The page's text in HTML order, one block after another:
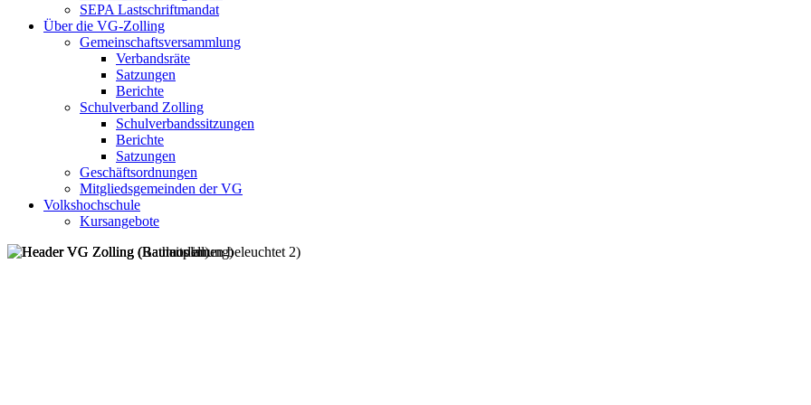
SEPA Lastschriftmandat
Über die VG-Zolling
Gemeinschaftsversammlung
Verbandsräte
Satzungen
Berichte
Schulverband Zolling
Schulverbandssitzungen
Berichte
Satzungen
Geschäftsordnungen
Mitgliedsgemeinden der VG
Volkshochschule
Kursangebote